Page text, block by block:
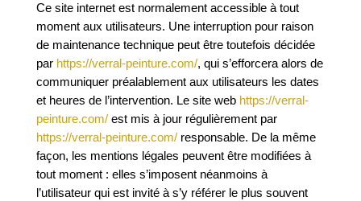
Ce site internet est normalement accessible à tout
moment aux utilisateurs. Une interruption pour raison
de maintenance technique peut être toutefois décidée
par https://verral-peinture.com/, qui s’efforcera alors de
communiquer préalablement aux utilisateurs les dates
et heures de l’intervention. Le site web https://verral-
peinture.com/est mis à jour régulièrement par
https://verral-peinture.com/ responsable. De la même
façon, les mentions légales peuvent être modifiées à
tout moment : elles s’imposent néanmoins à
l’utilisateur qui est invité à s’y référer le plus souvent